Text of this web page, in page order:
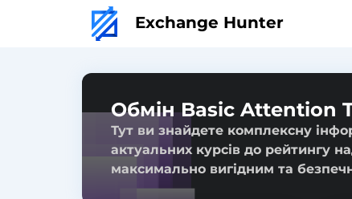
Exchange Hunter
Обмін Basic Attention
Тут ви знайдете комплексну
актуальних курсів до рейтингу
максимально вигідним та